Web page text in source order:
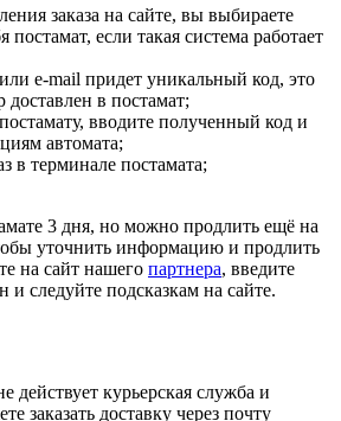
заказа на сайте, вы выбираете
постамат, если такая система работает
e-mail придет уникальный код, это
доставлен в постамат;
вводите полученный код и
автомата;
в терминале постамата;
3 дня, но можно продлить ещё на
уточнить информацию и продлить
на сайт нашего партнера, введите
и следуйте подсказкам на сайте.
действует курьерская служба и
заказать доставку через почту